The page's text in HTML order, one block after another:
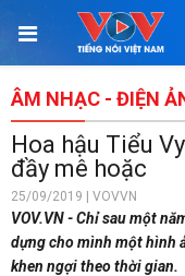
ÂM NHẠC - ĐIỆN
Hoa hậu Tiểu
đầy mê hoặc
25/09/2019 | VOVVN
VOV.VN - Chỉ sau một
dựng cho mình một hình
khen ngợi theo thời gian.